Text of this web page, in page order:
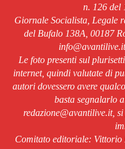
n. 126 del
Giornale Socialista, Legale
del Bufalo 138A, 00187
Le foto presenti sul
internet, quindi valutate di
autori dovessero avere
basta segnalarlo
redazione@avantilive.it,
Comitato editoriale: Vittorio